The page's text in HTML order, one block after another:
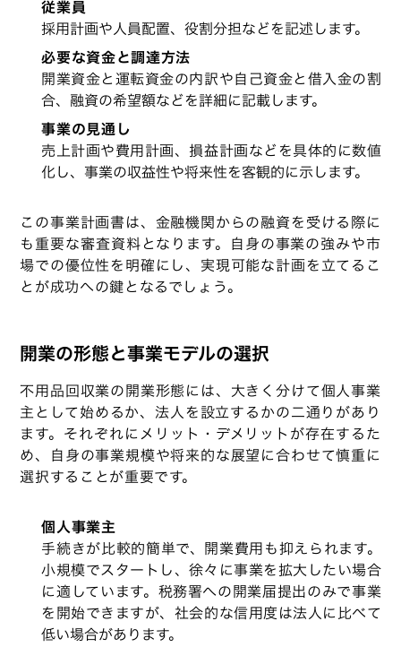
従業員
採用計画や人員配置、役割分担などを記述します。
必要な資金と調達方法
開業資金と運転資金の内訳や自己資金と借入金の割
合、融資の希望額などを詳細に記載します。
事業の見通し
売上計画や費用計画、損益計画などを具体的に数値
化し、事業の収益性や将来性を客観的に示します。
この事業計画書は、金融機関からの融資を受ける際に
も重要な審査資料となります。自身の事業の強みや市
場での優位性を明確にし、実現可能な計画を立てるこ
とが成功への鍵となるでしょう。
開業の形態と事業モデルの選択
不用品回収業の開業形態には、大きく分けて個人事業
主として始めるか、法人を設立するかの二通りがあり
ます。それぞれにメリット・デメリットが存在するた
め、自身の事業規模や将来的な展望に合わせて慎重に
選択することが重要です。
個人事業主
手続きが比較的簡単で、開業費用も抑えられます。
小規模でスタートし、徐々に事業を拡大したい場合
に適しています。税務署への開業届提出のみで事業
を開始できますが、社会的な信用度は法人に比べて
低い場合があります。